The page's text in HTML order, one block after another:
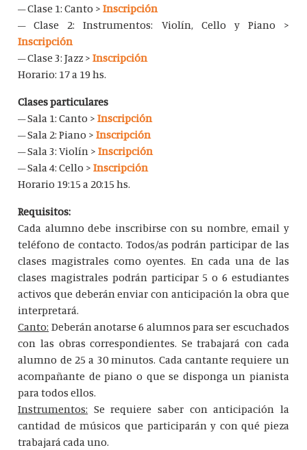
– Clase 1: Canto >Inscripción
– Clase 2: Instrumentos: Violín, Cello y Piano >
Inscripción
– Clase 3: Jazz >Inscripción
Horario: 17 a 19 hs.
Clases particulares
– Sala 1: Canto >Inscripción
– Sala 2: Piano >Inscripción
– Sala 3: Violín >Inscripción
– Sala 4: Cello >Inscripción
Horario 19:15 a 20:15 hs.
Requisitos:
Cada alumno debe inscribirse con su nombre, email y
teléfono de contacto. Todos/as podrán participar de las
clases magistrales como oyentes. En cada una de las
clases magistrales podrán participar 5 o 6 estudiantes
activos que deberán enviar con anticipación la obra que
interpretará.
Canto: Deberán anotarse 6 alumnos para ser escuchados
con las obras correspondientes. Se trabajará con cada
alumno de 25 a 30 minutos. Cada cantante requiere un
acompañante de piano o que se disponga un pianista
para todos ellos.
Instrumentos: Se requiere saber con anticipación la
cantidad de músicos que participarán y con qué pieza
trabajará cada uno.